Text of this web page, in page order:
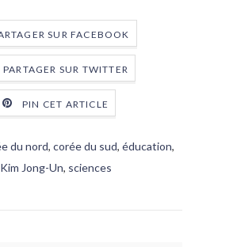
SUR FACEBOOK
PARTAGER SUR TWITTER
PIN CET ARTICLE
du nord, corée du sud, éducation,
Kim Jong-Un, sciences